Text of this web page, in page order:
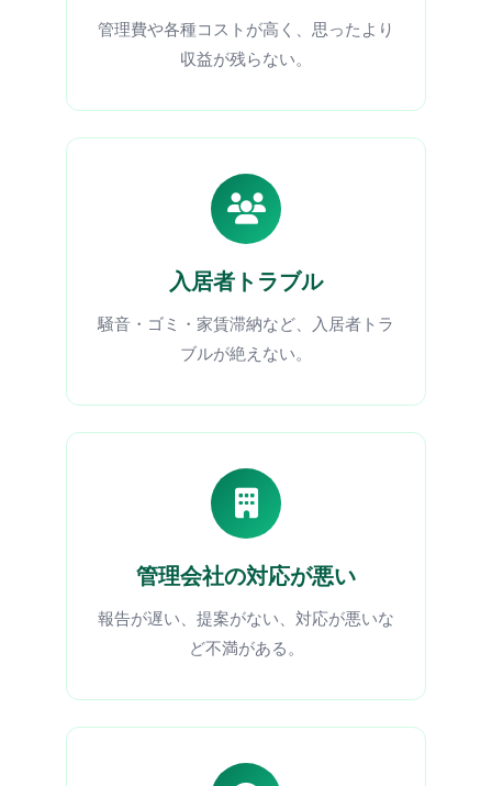
管理費や各種コストが高く、思ったより
収益が残らない。
入居者トラブル
騒音・ゴミ・家賃滞納など、入居者トラ
ブルが絶えない。
管理会社の対応が悪い
報告が遅い、提案がない、対応が悪いな
ど不満がある。